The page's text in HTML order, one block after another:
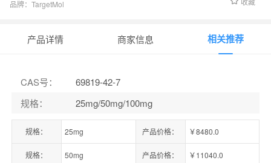
品牌： TargetMol
产品详情 商家信息 相关推荐
CAS号：
69819-42-7
规格： 25mg/50mg/100mg
规格： 25mg 产品价格： ￥8480.0
规格： 50mg 产品价格： ￥11040.0